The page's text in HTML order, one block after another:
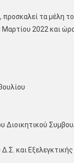
τα μέλη
2022 και
Διοικητικού
και